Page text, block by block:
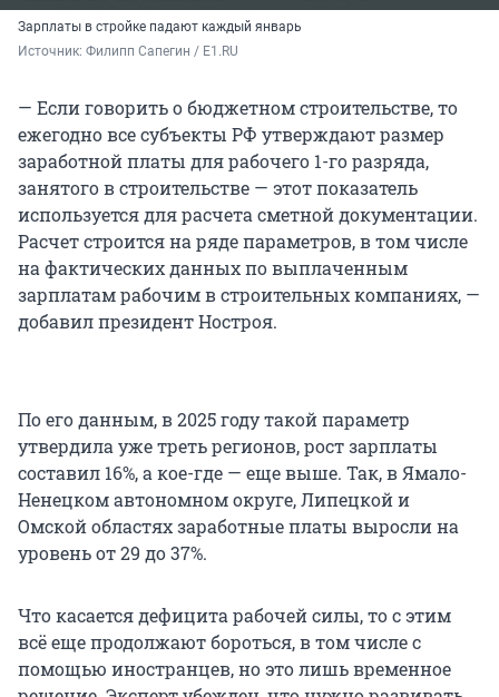
Зарплаты в стройке падают каждый январь
Источник: Филипп Сапегин / E1.RU
— Если говорить о бюджетном строительстве, то
ежегодно все субъекты РФ утверждают размер
заработной платы для рабочего 1-го разряда,
занятого в строительстве — этот показатель
используется для расчета сметной документации.
Расчет строится на ряде параметров, в том числе
на фактических данных по выплаченным
зарплатам рабочим в строительных компаниях, —
добавил президент Ностроя.
По его данным, в 2025 году такой параметр
утвердила уже треть регионов, рост зарплаты
составил 16%, а кое-где — еще выше. Так, в Ямало-
Ненецком автономном округе, Липецкой и
Омской областях заработные платы выросли на
уровень от 29 до 37%.
Что касается дефицита рабочей силы, то с этим
всё еще продолжают бороться, в том числе с
помощью иностранцев, но это лишь временное